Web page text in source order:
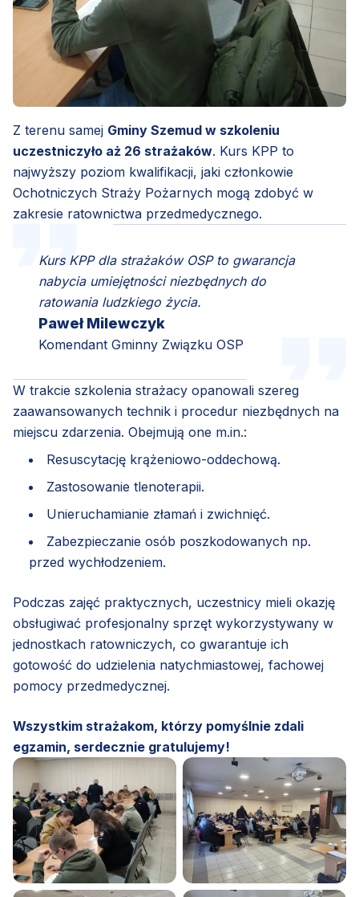
Z terenu samej Gminy Szemud w szkoleniu
uczestniczyło aż 26 strażaków. Kurs KPP to
najwyższy poziom kwalifikacji, jaki członkowie
Ochotniczych Straży Pożarnych mogą zdobyć w
zakresie ratownictwa przedmedycznego.
Kurs KPP dla strażaków OSP to gwarancja
nabycia umiejętności niezbędnych do
ratowania ludzkiego życia.
Paweł Milewczyk
Komendant Gminny Związku OSP
W trakcie szkolenia strażacy opanowali szereg
zaawansowanych technik i procedur niezbędnych na
miejscu zdarzenia. Obejmują one m.in.:
Resuscytację krążeniowo-oddechową.
Zastosowanie tlenoterapii.
Unieruchamianie złamań i zwichnięć.
Zabezpieczanie osób poszkodowanych np.
przed wychłodzeniem.
Podczas zajęć praktycznych, uczestnicy mieli okazję
obsługiwać profesjonalny sprzęt wykorzystywany w
jednostkach ratowniczych, co gwarantuje ich
gotowość do udzielenia natychmiastowej, fachowej
pomocy przedmedycznej.
Wszystkim strażakom, którzy pomyślnie zdali
egzamin, serdecznie gratulujemy!